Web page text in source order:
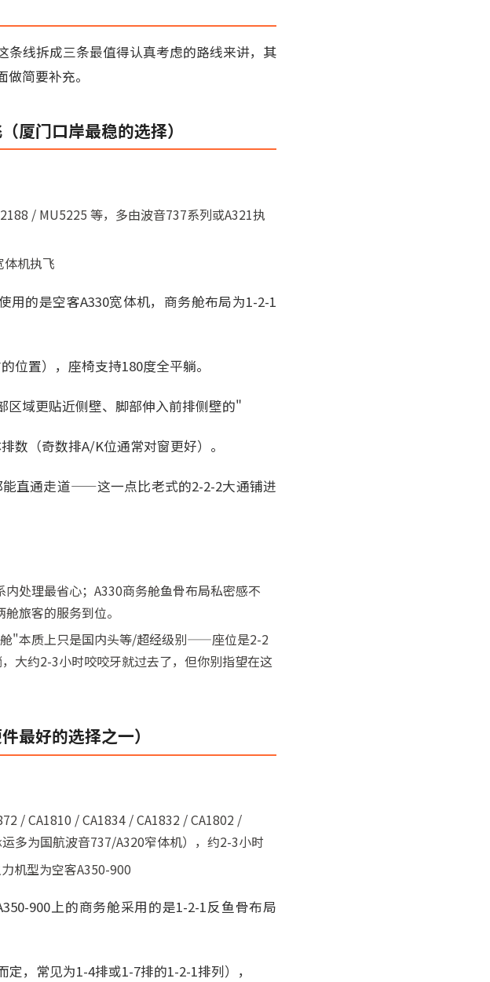
线拆成三条最值得认真考虑的路线来讲，其
简要补充。
门口岸最稳的选择）
/ MU5225 等，多由波音737系列或A321执
机执飞
的是空客A330宽体机，商务舱布局为1-2-1
位置），座椅支持180度全平躺。
区域更贴近侧壁、脚部伸入前排侧壁的"
数（奇数排A/K位通常对窗更好）。
直通走道——这一点比老式的2-2-2大通铺进
处理最省心；A330商务舱鱼骨布局私密感不
旅客的服务到位。
"本质上只是国内头等/超经级别——座位是2-2
大约2-3小时咬咬牙就过去了，但你别指望在这
好的选择之一）
/ CA1810 / CA1834 / CA1832 / CA1802 /
多为国航波音737/A320窄体机），约2-3小时
机型为空客A350-900
900上的商务舱采用的是1-2-1反鱼骨布局
，常见为1-4排或1-7排的1-2-1排列），